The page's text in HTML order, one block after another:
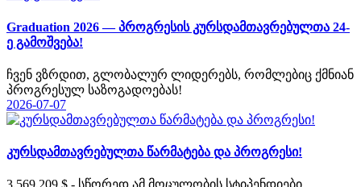
Graduation 2026 — პროგრესის კურსდამთავრებულთა 24-
ე გამოშვება!
ჩვენ ვზრდით, გლობალურ ლიდერებს, რომლებიც ქმნიან
პროგრესულ საზოგადოებას!
2026-07-07
კურსდამთავრებულთა წარმატება და პროგრესი!